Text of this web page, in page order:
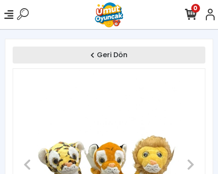
0
Geri Dön